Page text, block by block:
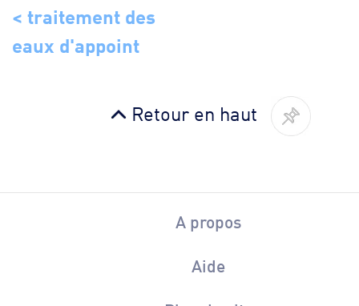
< traitement des
eaux d'appoint
Retour en haut
A propos
Aide